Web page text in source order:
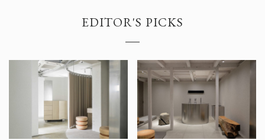
EDITOR'S PICKS